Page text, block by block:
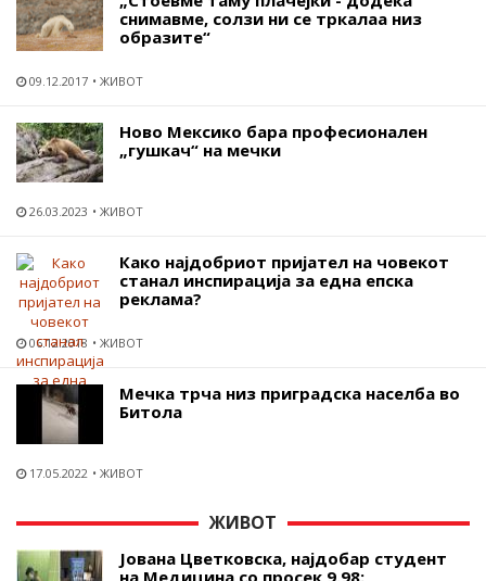
снимавме, солзи ни се тркалаа низ
образите“
09.12.2017 ЖИВОТ
Ново Мексико бара професионален
„гушкач“ на мечки
26.03.2023 ЖИВОТ
Како најдобриот пријател на човекот
станал инспирација за една епска
реклама?
06.12.2018 ЖИВОТ
Мечка трча низ приградска населба во
Битола
17.05.2022 ЖИВОТ
ЖИВОТ
Јована Цветковска, најдобар студент
на Медицина со просек 9,98: